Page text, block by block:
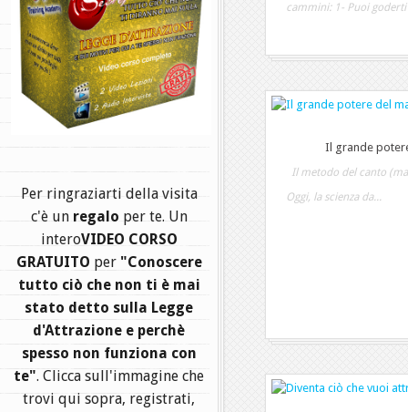
Per ringraziarti della visita
c'è un regalo per te. Un
interoVIDEO CORSO
GRATUITO per "Conoscere
tutto ciò che non ti è mai
stato detto sulla Legge
d'Attrazione e perchè
spesso non funziona con
te". Clicca sull'immagine che
trovi qui sopra, registrati,
cammini: 1- Puoi goderti
Il grande
Il metodo del canto
Oggi, la scienza da...